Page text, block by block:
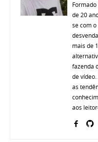
de 20
se com
mais de
fazenda
de
as
aos